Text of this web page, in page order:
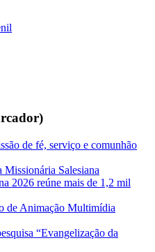
de fé, serviço e comunhão
Salesiana
2026 reúne mais de 1,2 mil
de Animação Multimídia
“Evangelização da